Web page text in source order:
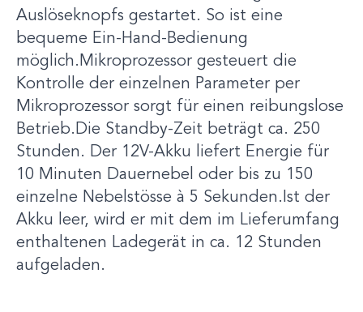
Auslöseknopfs gestartet. So ist eine
bequeme Ein-Hand-Bedienung
möglich.Mikroprozessor gesteuert die
Kontrolle der einzelnen Parameter per
Mikroprozessor sorgt für einen reibungslose
Betrieb.Die Standby-Zeit beträgt ca. 250
Stunden. Der 12V-Akku liefert Energie für
10 Minuten Dauernebel oder bis zu 150
einzelne Nebelstösse à 5 Sekunden.Ist der
Akku leer, wird er mit dem im Lieferumfang
enthaltenen Ladegerät in ca. 12 Stunden
aufgeladen.